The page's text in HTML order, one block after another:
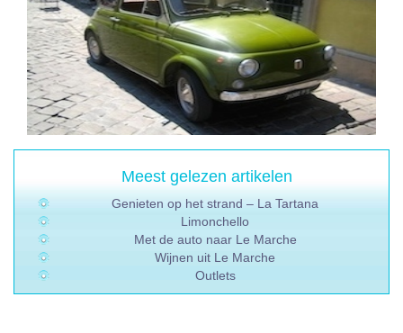
Meest gelezen artikelen
Genieten op het strand – La Tartana
Limonchello
Met de auto naar Le Marche
Wijnen uit Le Marche
Outlets